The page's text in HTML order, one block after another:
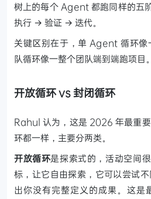
树上的每个 Agent 都跑同样的五
执行 → 验证 → 迭代。
关键区别在于，单 Agent 循环像
队循环像一整个团队端到端跑项目。
开放循环 vs 封闭循环
Rahul 认为，这是 2026 年最重
环都一样，主要分两类。
开放循环是探索式的，活动空间
标，让它自由探索，它可以尝试
出你没有完整定义的成果。这是